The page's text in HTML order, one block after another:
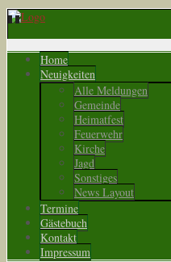
Home
Neuigkeiten
Alle Meldungen
Gemeinde
Heimatfest
Feuerwehr
Kirche
Jagd
Sonstiges
News Layout
Termine
Gästebuch
Kontakt
Impressum